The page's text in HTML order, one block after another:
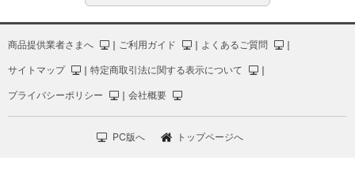
商品提供業者さまへ ｜ ご利用ガイド ｜ よくあるご質問 ｜
サイトマップ ｜ 特定商取引法に関する表示について ｜
プライバシーポリシー ｜ 会社概要
PC版へ トップページへ